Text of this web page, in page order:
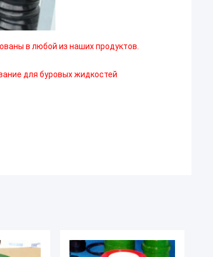
в любой из наших продуктов.
для буровых жидкостей